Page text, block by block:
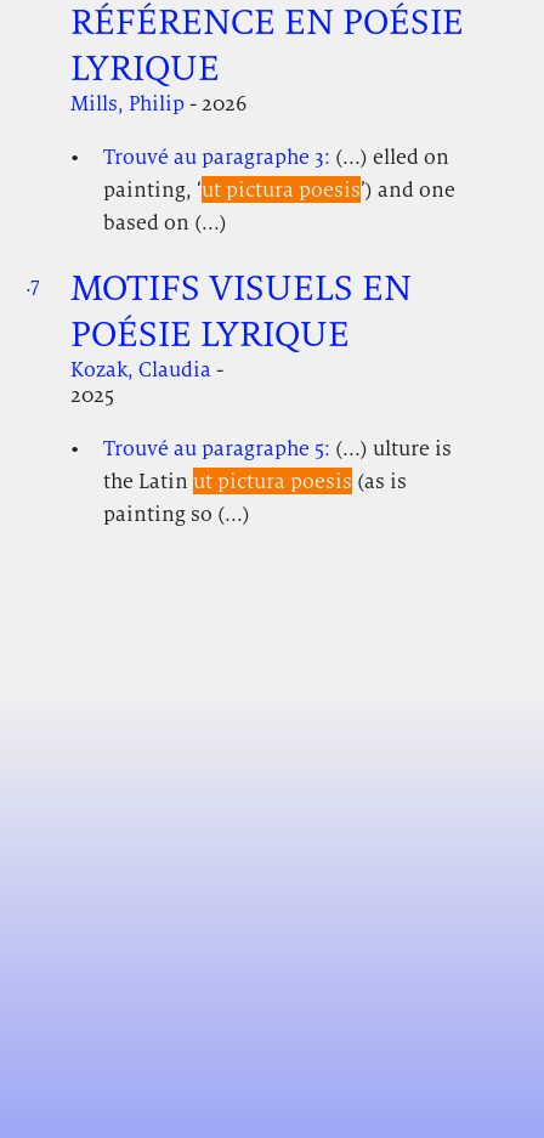
RÉFÉRENCE EN POÉSIE
LYRIQUE
Mills, Philip- 2026
Trouvé au paragraphe 3: (...) elled on
painting, ‘ut pictura poesis’) and one
based on (...)
.7.
MOTIFS VISUELS EN
POÉSIE LYRIQUE
Kozak, Claudia-
2025
Trouvé au paragraphe 5: (...) ulture is
the Latin ut pictura poesis (as is
painting so (...)